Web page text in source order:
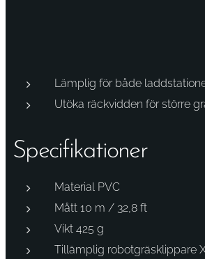
Lämplig för både
Utöka räckvidden för större
Specifikationer
Material PVC
Mått 10 m / 32,8 ft
Vikt 425 g
Tillämplig robotgräsklippare